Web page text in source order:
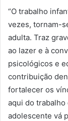
“O trabalho
vezes, tornam-
adulta. Traz
ao lazer e à
psicológicos e
contribuição
fortalecer os
aqui do trabalho
adolescente vá